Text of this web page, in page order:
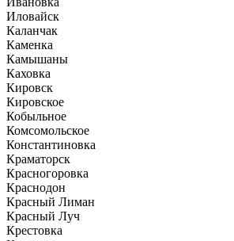
Иловайск
Каланчак
Каменка
Камышаны
Каховка
Кировск
Кировское
Кобыльное
Комсомольское
Константиновка
Краматорск
Красногоровка
Краснодон
Красный Лиман
Красный Луч
Крестовка